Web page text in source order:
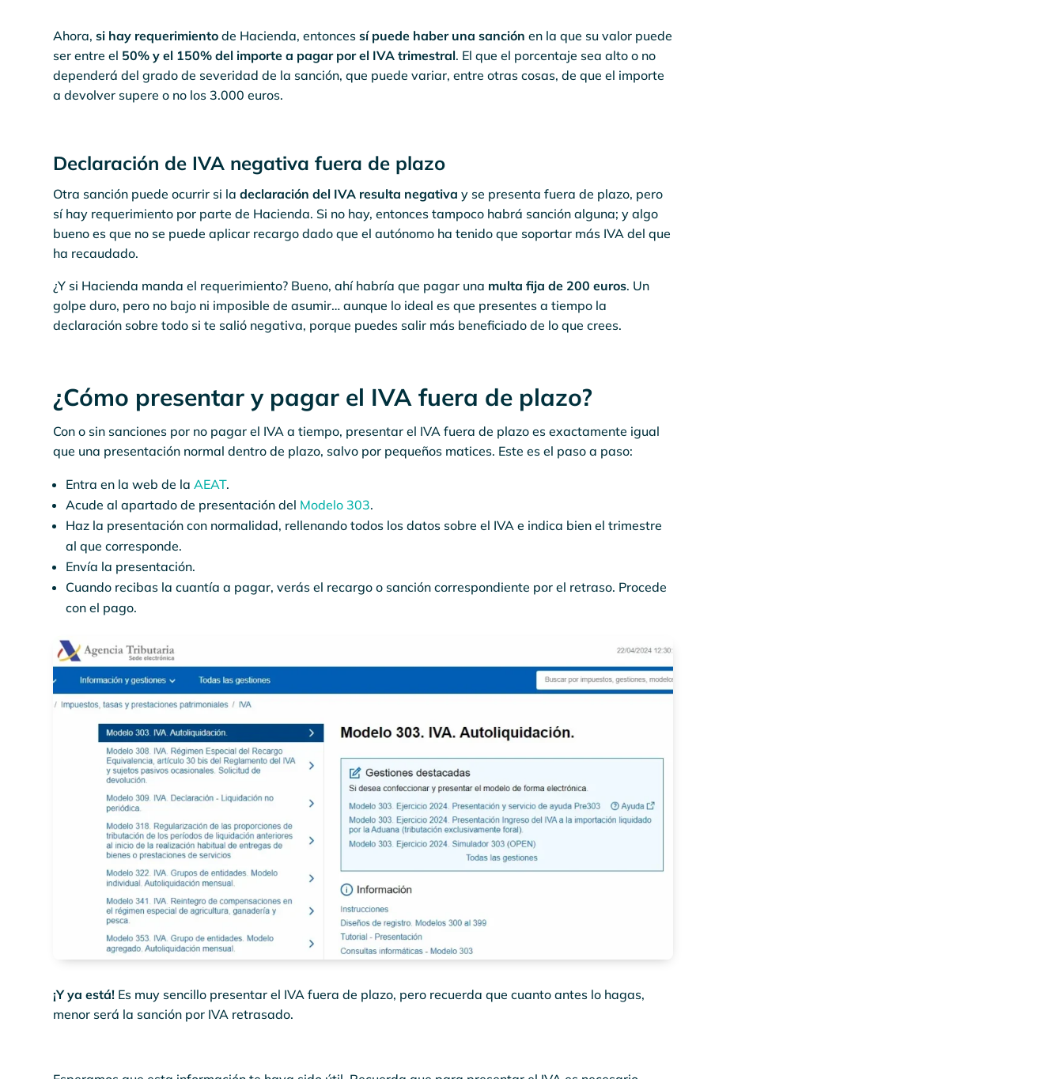
Ahora, si hay requerimiento de Hacienda, entoncessí puede haber una sanción en la que su valor puede
ser entre el 50% y el 150% del importe a pagar por el IVA trimestral. El que el porcentaje sea alto o no
dependerá del grado de severidad de la sanción, que puede variar, entre otras cosas, de que el importe
a devolver supere o no los 3.000 euros.
Declaración de IVA negativa fuera de plazo
Otra sanción puede ocurrir si ladeclaración del IVA resulta negativa y se presenta fuera de plazo, pero
sí hay requerimiento por parte de Hacienda. Si no hay, entonces tampoco habrá sanción alguna; y algo
bueno es que no se puede aplicar recargo dado que el autónomo ha tenido que soportar más IVA del que
ha recaudado.
¿Y si Hacienda manda el requerimiento? Bueno, ahí habría que pagar una multa fija de 200 euros. Un
golpe duro, pero no bajo ni imposible de asumir… aunque lo ideal es que presentes a tiempo la
declaración sobre todo si te salió negativa, porque puedes salir más beneficiado de lo que crees.
¿Cómo presentar y pagar el IVA fuera de plazo?
Con o sin sanciones por no pagar el IVA a tiempo, presentar el IVA fuera de plazo es exactamente igual
que una presentación normal dentro de plazo, salvo por pequeños matices. Este es el paso a paso:
Entra en la web de laAEAT.
Acude al apartado de presentación del Modelo 303.
Haz la presentación con normalidad, rellenando todos los datos sobre el IVA e indica bien el trimestre
al que corresponde.
Envía la presentación.
Cuando recibas la cuantía a pagar, verás el recargo o sanción correspondiente por el retraso. Procede
con el pago.
¡Y ya está! Es muy sencillo presentar el IVA fuera de plazo, pero recuerda que cuanto antes lo hagas,
menor será la sanción por IVA retrasado.